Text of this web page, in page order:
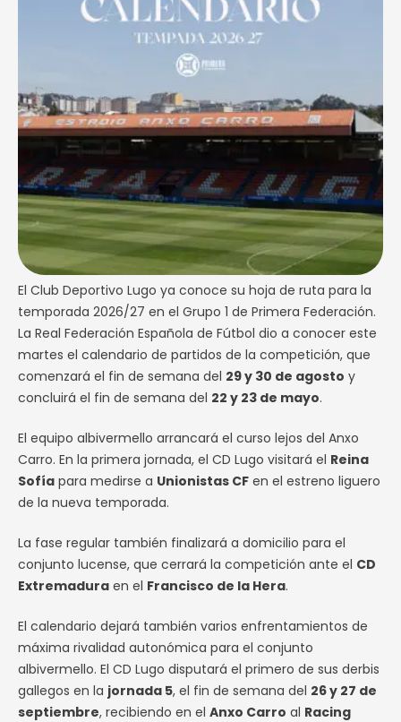
El Club Deportivo Lugo ya conoce su hoja de ruta para la
temporada 2026/27 en el Grupo 1 de Primera Federación.
La Real Federación Española de Fútbol dio a conocer este
martes el calendario de partidos de la competición, que
comenzará el fin de semana del 29 y 30 de agosto y
concluirá el fin de semana del 22 y 23 de mayo.
El equipo albivermello arrancará el curso lejos del Anxo
Carro. En la primera jornada, el CD Lugo visitará el Reina
Sofía para medirse a Unionistas CF en el estreno liguero
de la nueva temporada.
La fase regular también finalizará a domicilio para el
conjunto lucense, que cerrará la competición ante el CD
Extremadura en el Francisco de la Hera.
El calendario dejará también varios enfrentamientos de
máxima rivalidad autonómica para el conjunto
albivermello. El CD Lugo disputará el primero de sus derbis
gallegos en la jornada 5, el fin de semana del 26 y 27 de
septiembre, recibiendo en el Anxo Carro al Racing